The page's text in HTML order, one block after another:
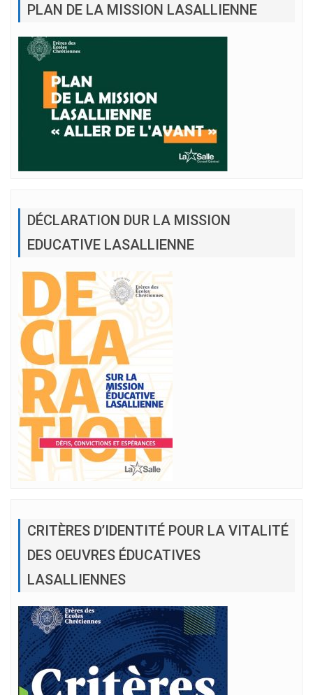
PLAN DE LA MISSION LASALLIENNE
DÉCLARATION DUR LA MISSION
EDUCATIVE LASALLIENNE
CRITÈRES D’IDENTITÉ POUR LA VITALITÉ
DES OEUVRES ÉDUCATIVES
LASALLIENNES